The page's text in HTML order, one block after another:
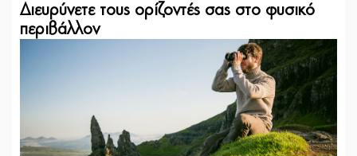
Διευρύνετε τους ορίζοντές σας στο φυσικό
περιβάλλον